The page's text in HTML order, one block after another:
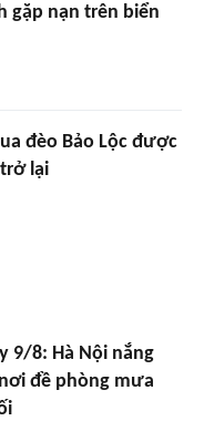
gặp nạn trên biển
đèo Bảo Lộc được
lại
9/8: Hà Nội nắng
đề phòng mưa